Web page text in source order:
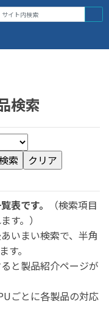
検索
表です。
（検索項目
す。）
いまい検索で、半角
す。
と製品紹介ページが
ごとに各製品の対応